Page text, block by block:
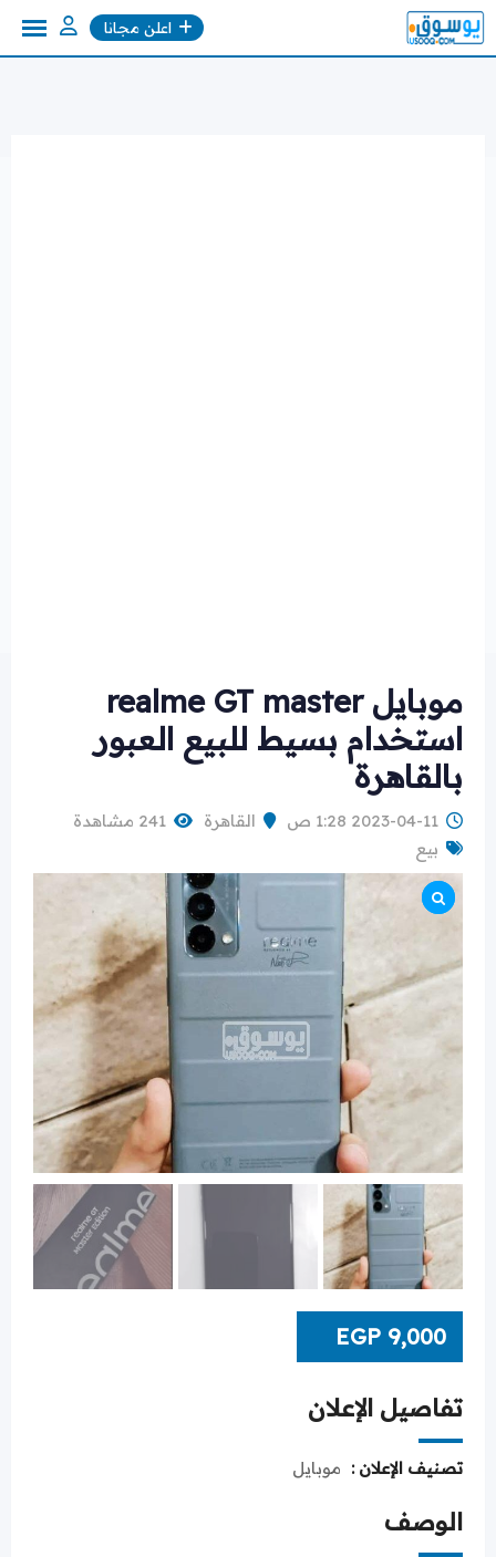
Skip
to
اعلن مجانا
موبايل realme GT master
استخدام بسيط للبيع العبور
بالقاهرة
2023-04-11 1:28 ص القاهرة
241 مشاهدة
بيع
EGP 9,000
تفاصيل الإعلان
تصنيف الإعلان : موبايل
الوصف